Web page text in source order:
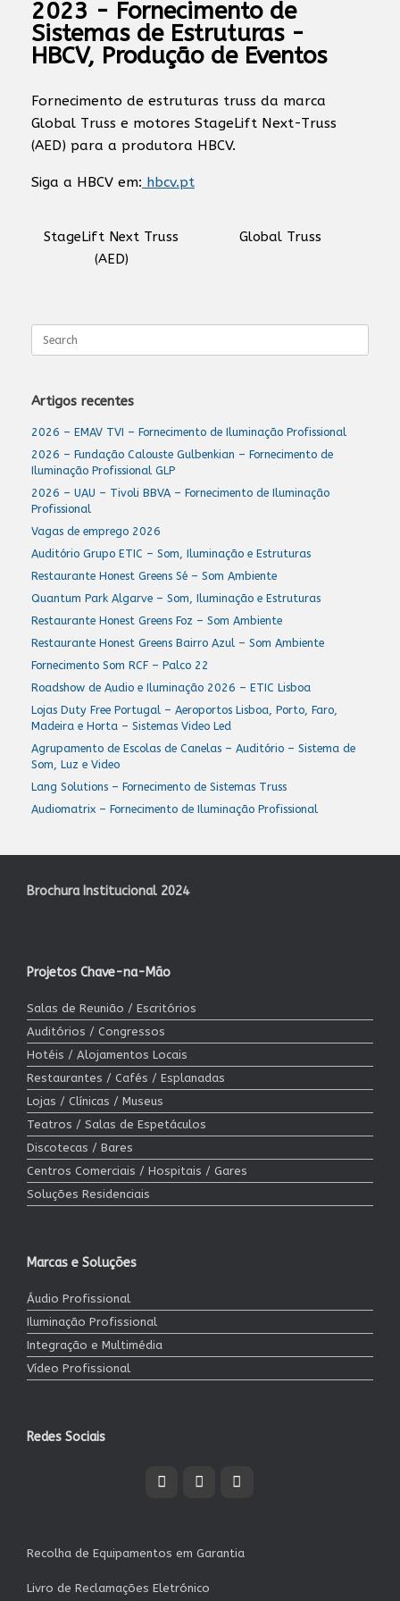
2023 - Fornecimento de
Sistemas de Estruturas -
HBCV, Produção de Eventos
Fornecimento de estruturas truss da marca
Global Truss e motores StageLift Next-Truss
(AED) para a produtora HBCV.
Siga a HBCV em: hbcv.pt
StageLift Next Truss
(AED)
Global Truss
for:
Artigos recentes
2026 – EMAV TVI – Fornecimento de Iluminação Profissional
2026 – Fundação Calouste Gulbenkian – Fornecimento de
Iluminação Profissional GLP
2026 – UAU – Tivoli BBVA – Fornecimento de Iluminação
Profissional
Vagas de emprego 2026
Auditório Grupo ETIC – Som, Iluminação e Estruturas
Restaurante Honest Greens Sé – Som Ambiente
Quantum Park Algarve – Som, Iluminação e Estruturas
Restaurante Honest Greens Foz – Som Ambiente
Restaurante Honest Greens Bairro Azul – Som Ambiente
Fornecimento Som RCF – Palco 22
Roadshow de Audio e Iluminação 2026 – ETIC Lisboa
Lojas Duty Free Portugal – Aeroportos Lisboa, Porto, Faro,
Madeira e Horta – Sistemas Video Led
Agrupamento de Escolas de Canelas – Auditório – Sistema de
Som, Luz e Video
Lang Solutions – Fornecimento de Sistemas Truss
Audiomatrix – Fornecimento de Iluminação Profissional
Brochura Institucional 2024
Projetos Chave-na-Mão
Salas de Reunião / Escritórios
Auditórios / Congressos
Hotéis / Alojamentos Locais
Restaurantes / Cafés / Esplanadas
Lojas / Clínicas / Museus
Teatros / Salas de Espetáculos
Discotecas / Bares
Centros Comerciais / Hospitais / Gares
Soluções Residenciais
Marcas e Soluções
Áudio Profissional
Iluminação Profissional
Integração e Multimédia
Vídeo Profissional
Redes Sociais
Recolha de Equipamentos em Garantia
Livro de Reclamações Eletrónico